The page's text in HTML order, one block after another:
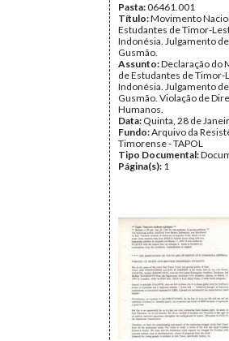
Pasta:06461.001
Título:Movimento
Estudantes de Timor-
Indonésia. Julgamento
Gusmão.
Assunto:Declaração do
de Estudantes de Timor-
Indonésia. Julgamento
Gusmão. Violação de
Humanos.
Data: Quinta, 28 de
Fundo:Arquivo da
Timorense - TAPOL
Tipo Documental:
Página(s): 1